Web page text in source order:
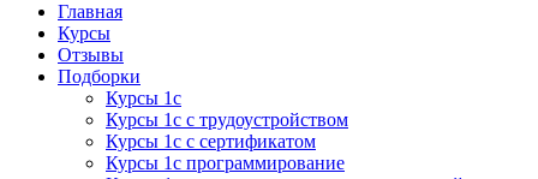
Курсы 1С
Курсы 1С официальная сертификация
Главная
Курсы
Отзывы
Подборки
Курсы 1с
Курсы 1с с трудоустройством
Курсы 1с с сертификатом
Курсы 1с программирование